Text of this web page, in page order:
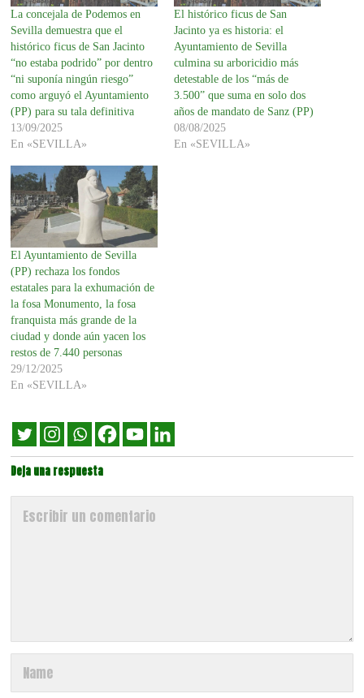
La concejala de Podemos en
Sevilla demuestra que el
histórico ficus de San Jacinto
“no estaba podrido” por dentro
“ni suponía ningún riesgo”
como arguyó el Ayuntamiento
(PP) para su tala definitiva
13/09/2025
En «SEVILLA»
El histórico ficus de San
Jacinto ya es historia: el
Ayuntamiento de Sevilla
culmina su arboricidio más
detestable de los “más de
3.500” que suma en solo dos
años de mandato de Sanz (PP)
08/08/2025
En «SEVILLA»
El Ayuntamiento de Sevilla
(PP) rechaza los fondos
estatales para la exhumación de
la fosa Monumento, la fosa
franquista más grande de la
ciudad y donde aún yacen los
restos de 7.440 personas
29/12/2025
En «SEVILLA»
Deja una respuesta